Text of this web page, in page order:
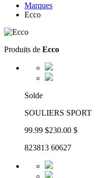
Marques
Ecco
Produits de Ecco
Solde
SOULIERS SPORT
99.99 $230.00 $
823813 60627